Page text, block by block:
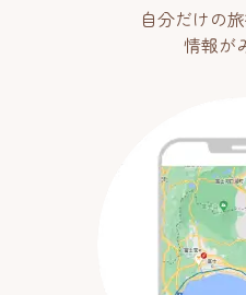
自分だけの
情報が